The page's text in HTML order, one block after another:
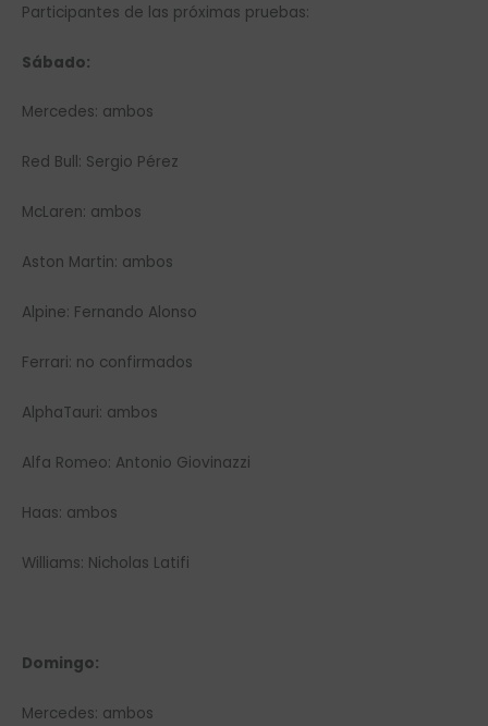
Participantes de las próximas pruebas:
Sábado:
Mercedes: ambos
Red Bull: Sergio Pérez
McLaren: ambos
Aston Martin: ambos
Alpine: Fernando Alonso
Ferrari: no confirmados
AlphaTauri: ambos
Alfa Romeo: Antonio Giovinazzi
Haas: ambos
Williams: Nicholas Latifi
Domingo:
Mercedes: ambos